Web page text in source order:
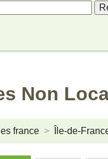
Non
france Île-de-